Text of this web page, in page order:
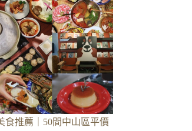
食推薦｜50間中山區平價